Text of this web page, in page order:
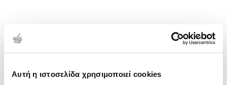
Αυτή η ιστοσελίδα χρησιμοποιεί cookies